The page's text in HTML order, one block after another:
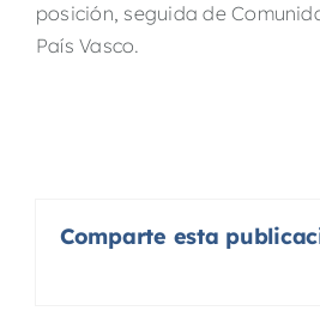
posición, seguida de
País Vasco.
Comparte esta